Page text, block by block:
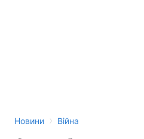
Новини › Війна